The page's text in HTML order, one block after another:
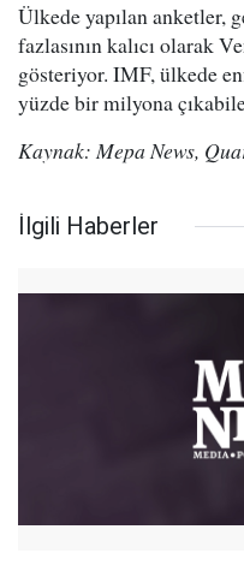
Ülkede yapılan anketler,
fazlasının kalıcı olarak
gösteriyor. IMF, ülkede
yüzde bir milyona
Kaynak: Mepa News,
İlgili Haberler